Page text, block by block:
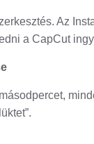
Az
a CapCut